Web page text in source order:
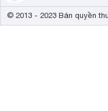
© 2013 - 2023 Bản quyền